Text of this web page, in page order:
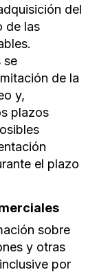
del
de las
se
de la
y,
plazos
el plazo
sobre
y otras
por